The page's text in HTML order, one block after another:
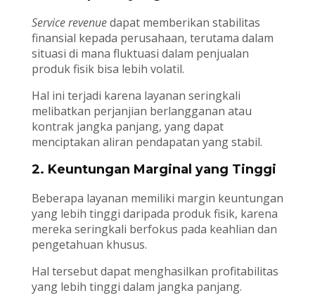
Service revenuedapat memberikan stabilitas
finansial kepada perusahaan, terutama dalam
situasi di mana fluktuasi dalam penjualan
produk fisik bisa lebih volatil.
Hal ini terjadi karena layanan seringkali
melibatkan perjanjian berlangganan atau
kontrak jangka panjang, yang dapat
menciptakan aliran pendapatan yang stabil.
2. Keuntungan Marginal yang Tinggi
Beberapa layanan memiliki margin keuntungan
yang lebih tinggi daripada produk fisik, karena
mereka seringkali berfokus pada keahlian dan
pengetahuan khusus.
Hal tersebut dapat menghasilkan profitabilitas
yang lebih tinggi dalam jangka panjang.